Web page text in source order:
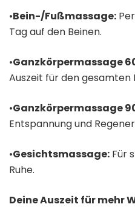
•Bein-/Fußmassage:
Tag auf den Beinen.
•Ganzkörpermassage
Auszeit für den gesamten
•Ganzkörpermassage
Entspannung und
•Gesichtsmassage: Für
Ruhe.
Deine Auszeit für mehr